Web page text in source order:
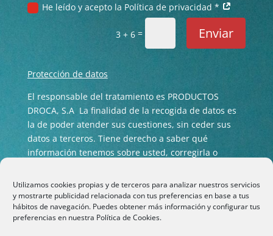
Utilizamos cookies propias y de terceros para analizar nuestros servicios
y mostrarte publicidad relacionada con tus preferencias en base a tus
hábitos de navegación. Puedes obtener más información y configurar tus
preferencias en nuestra Política de Cookies.
He leído y acepto la Política de privacidad *
3 + 6 = Enviar
Protección de datos
El responsable del tratamiento es PRODUCTOS
DROCA, S.A La finalidad de la recogida de datos es
la de poder atender sus cuestiones, sin ceder sus
datos a terceros. Tiene derecho a saber qué
información tenemos sobre usted, corregirla o
de privacidad